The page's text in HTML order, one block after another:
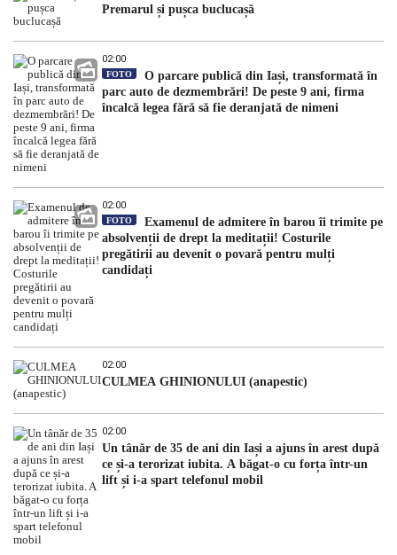
Premarul și pușca buclucașă
02:00
FOTO
O parcare publică din Iași, transformată în
parc auto de dezmembrări! De peste 9 ani, firma
încalcă legea fără să fie deranjată de nimeni
02:00
FOTO
Examenul de admitere în barou îi trimite pe
absolvenții de drept la meditații! Costurile
pregătirii au devenit o povară pentru mulți
candidați
02:00
CULMEA GHINIONULUI (anapestic)
02:00
Un tânăr de 35 de ani din Iași a ajuns în arest după
ce și-a terorizat iubita. A băgat-o cu forța într-un
lift și i-a spart telefonul mobil